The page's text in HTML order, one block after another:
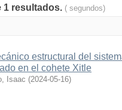
1 resultados. ( segundos)
estructural del
en el cohete Xitle
Isaac (2024-05-16)